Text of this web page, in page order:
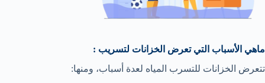
ماهي الأسباب التي تعرض الخزانات لتسريب :
تتعرض الخزانات للتسرب المياه لعدة أسباب، ومنها: